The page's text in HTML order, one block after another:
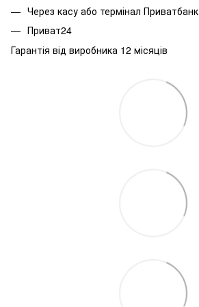
Через касу або термінал Приватбанк
Приват24
Гарантія від виробника 12 місяців